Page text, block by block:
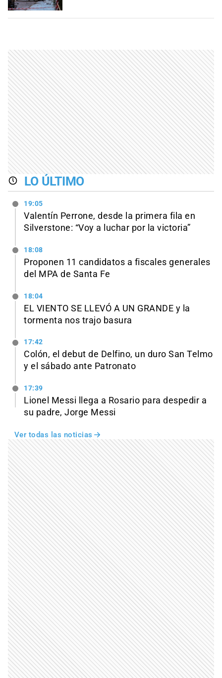
LO ÚLTIMO
19:05
Valentín Perrone, desde la primera fila en
Silverstone: “Voy a luchar por la victoria”
18:08
Proponen 11 candidatos a fiscales generales
del MPA de Santa Fe
18:04
EL VIENTO SE LLEVÓ A UN GRANDE y la
tormenta nos trajo basura
17:42
Colón, el debut de Delfino, un duro San Telmo
y el sábado ante Patronato
17:39
Lionel Messi llega a Rosario para despedir a
su padre, Jorge Messi
Ver todas las noticias